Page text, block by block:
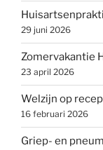
29 juni 2026
Zomervakantie
23 april 2026
Welzijn op
16 februari 2026
Griep- en